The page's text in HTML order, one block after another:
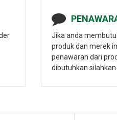
Jika anda
produk dan merek
penawaran dari
dibutuhkan